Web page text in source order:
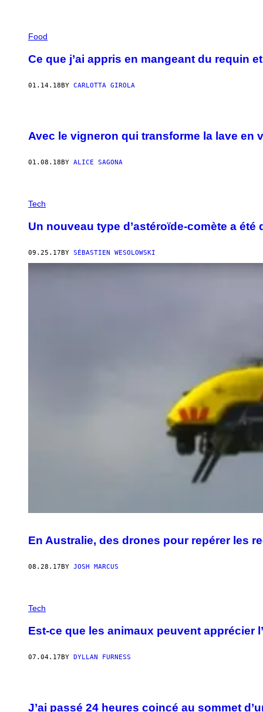
Food
Ce que j’ai appris en mangeant du requin
01.14.18BY CARLOTTA GIROLA
Avec le vigneron qui transforme la lave en
01.08.18 BY ALICE SAGONA
Tech
Un nouveau type d’astéroïde-comète a
09.25.17BY SÉBASTIEN WESOLOWSKI
En Australie, des drones pour repérer les
08.28.17BY JOSH MARCUS
Tech
Est-ce que les animaux peuvent apprécier
07.04.17BY DYLLAN FURNESS
J’ai passé 24 heures coincé au sommet